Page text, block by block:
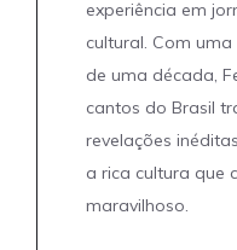
experiência em
cultural. Com
de uma década,
cantos do Brasil
revelações
a rica cultura que
maravilhoso.